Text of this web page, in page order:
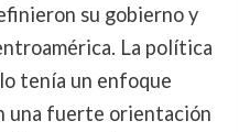
su gobierno y
La política
tenía un enfoque
una fuerte orientación